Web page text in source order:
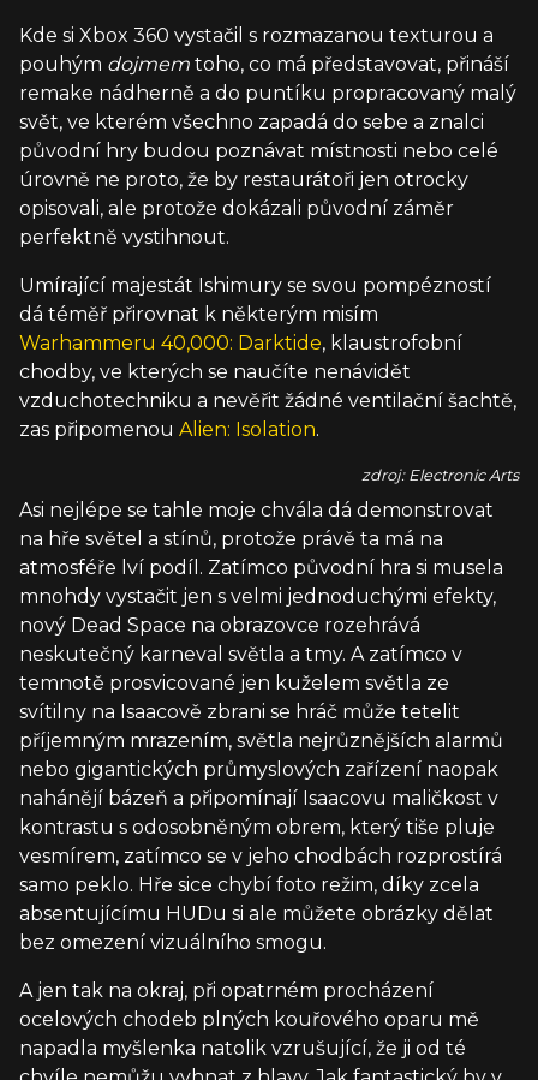
Kde si Xbox 360 vystačil s rozmazanou texturou a
pouhým dojmem toho, co má představovat, přináší
remake nádherně a do puntíku propracovaný malý
svět, ve kterém všechno zapadá do sebe a znalci
původní hry budou poznávat místnosti nebo celé
úrovně ne proto, že by restaurátoři jen otrocky
opisovali, ale protože dokázali původní záměr
perfektně vystihnout.
Umírající majestát Ishimury se svou pompézností
dá téměř přirovnat k některým misím
Warhammeru 40,000: Darktide, klaustrofobní
chodby, ve kterých se naučíte nenávidět
vzduchotechniku a nevěřit žádné ventilační šachtě,
zas připomenou Alien: Isolation.
zdroj: Electronic Arts
Asi nejlépe se tahle moje chvála dá demonstrovat
na hře světel a stínů, protože právě ta má na
atmosféře lví podíl. Zatímco původní hra si musela
mnohdy vystačit jen s velmi jednoduchými efekty,
nový Dead Space na obrazovce rozehrává
neskutečný karneval světla a tmy. A zatímco v
temnotě prosvicované jen kuželem světla ze
svítilny na Isaacově zbrani se hráč může tetelit
příjemným mrazením, světla nejrůznějších alarmů
nebo gigantických průmyslových zařízení naopak
nahánějí bázeň a připomínají Isaacovu maličkost v
kontrastu s odosobněným obrem, který tiše pluje
vesmírem, zatímco se v jeho chodbách rozprostírá
samo peklo. Hře sice chybí foto režim, díky zcela
absentujícímu HUDu si ale můžete obrázky dělat
bez omezení vizuálního smogu.
A jen tak na okraj, při opatrném procházení
ocelových chodeb plných kouřového oparu mě
napadla myšlenka natolik vzrušující, že ji od té